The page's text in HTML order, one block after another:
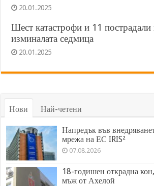
20.01.2025
Шест катастрофи и 11 пострадали
изминалата седмица
20.01.2025
Нови Най-четени
Напредък във
мрежа на ЕС IRIS²
07.08.2026
18-годишен открадна
мъж от Ахелой